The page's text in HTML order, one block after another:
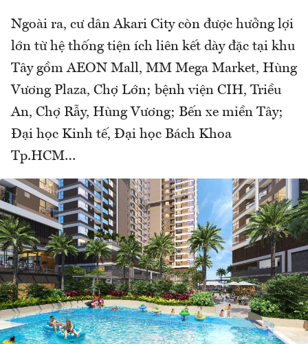
Ngoài ra, cư dân Akari City còn được hưởng lợi
lớn từ hệ thống tiện ích liên kết dày đặc tại khu
Tây gồm AEON Mall, MM Mega Market, Hùng
Vương Plaza, Chợ Lớn; bệnh viện CIH, Triều
An, Chợ Rẫy, Hùng Vương; Bến xe miền Tây;
Đại học Kinh tế, Đại học Bách Khoa
Tp.HCM…